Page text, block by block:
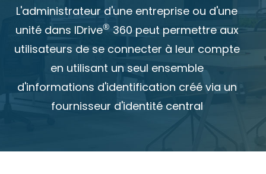
L'administrateur d'une entreprise ou d'une
unité dans IDrive® 360 peut permettre aux
utilisateurs de se connecter à leur compte
en utilisant un seul ensemble
d'informations d'identification créé via un
fournisseur d'identité central